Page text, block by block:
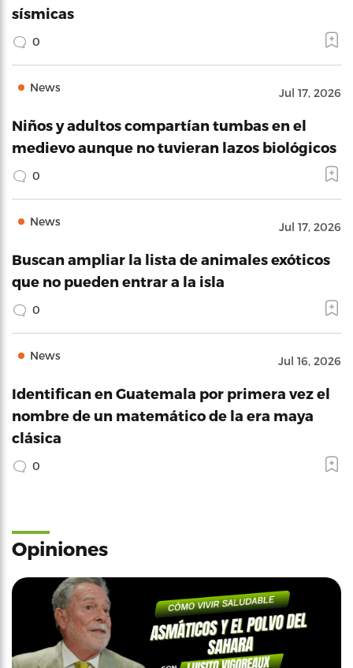
sísmicas
0
News Jul 17, 2026
Niños y adultos compartían tumbas en el
medievo aunque no tuvieran lazos biológicos
0
News Jul 17, 2026
Buscan ampliar la lista de animales exóticos
que no pueden entrar a la isla
0
News Jul 16, 2026
Identifican en Guatemala por primera vez el
nombre de un matemático de la era maya
clásica
0
Opiniones